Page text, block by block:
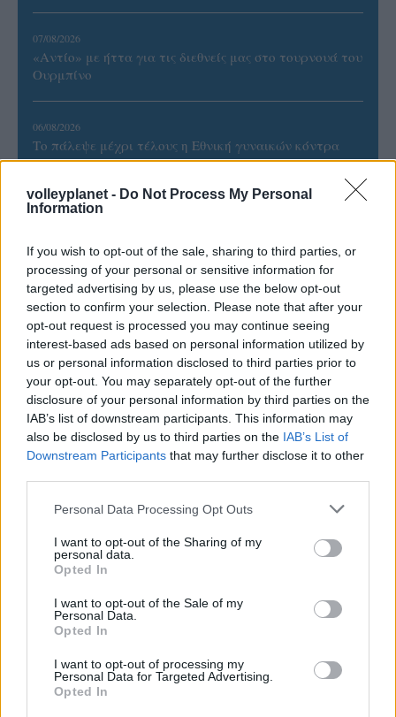
volleyplanet - Do Not Process My Personal
Information
If you wish to opt-out of the sale, sharing to third parties, or
processing of your personal or sensitive information for
targeted advertising by us, please use the below opt-out
section to confirm your selection. Please note that after your
opt-out request is processed you may continue seeing
interest-based ads based on personal information utilized by
us or personal information disclosed to third parties prior to
your opt-out. You may separately opt-out of the further
disclosure of your personal information by third parties on the
IAB’s list of downstream participants. This information may
also be disclosed by us to third parties on the IAB’s List of
Downstream Participants that may further disclose it to other
Please note that this website/app uses one or more Google
not limited to your visit or usage behaviour. You may click to
grant or deny consent to Google and its third-party tags to
use your data for below specified purposes in below Google
consent section.
Personal Data Processing Opt Outs
I want to opt-out of the Sharing of my
personal data.
Opted In
I want to opt-out of the Sale of my
Personal Data.
Opted In
I want to opt-out of processing my
Personal Data for Targeted Advertising.
Opted In
07/08/2026
«Αντίο» με ήττα για τις διεθνείς μας στο τουρνουά του
Ουρμπίνο
06/08/2026
Το πάλεψε μέχρι τέλους η Εθνική γυναικών κόντρα
στην Ιταλία Β’
06/08/2026
Πρωτάθλημα τον Δεκέμβριο – Αντιδρούν οι σύλλογοι
06/08/2026
Έτοιμη για… υψηλές πτήσεις η Μπενφίκα του Ψάρρα
με τον «Ιπτάμενο Ολλανδό» Βίλτενμπουργκ
05/08/2026
Ισόπαλο το πρωτο φιλικό τεστ της Εθνικής στο
Ουρμπίνο
ΓΝΩΜΕΣ
ΠΕΝΥ ΡΟΝΤΟΓΙΑΝΝΗ
στο σήμερα: Tο τρίτο
ευρωπαϊκό ραντεβού του